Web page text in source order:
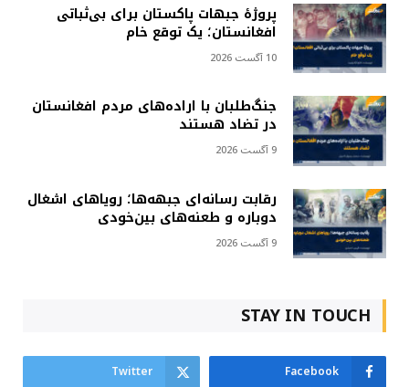
پروژهٔ جبهات پاکستان برای بی‌ثباتی
افغانستان؛ یک توقع خام
10 آگست 2026
جنگ‌طلبان با اراده‌های مردم افغانستان
در تضاد هستند
9 آگست 2026
رقابت رسانه‌ای جبهه‌ها؛ رویاهای اشغال
دوباره و طعنه‌های بین‌خودی
9 آگست 2026
STAY IN TOUCH
Facebook
Twitter